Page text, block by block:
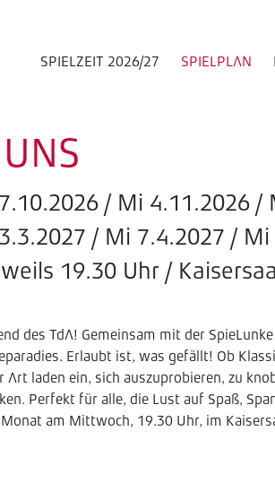
SPIELZEIT 2026/27 SPIELPLAN
/ Mi 4.11.2026 /
/ Mi 7.4.2027 /
19.30 Uhr /
des TdA! Gemeinsam mit der
Erlaubt ist, was gefällt! Ob
Art laden ein, sich auszuprobieren, zu
Perfekt für alle, die Lust auf Spaß,
am Mittwoch, 19.30 Uhr, im